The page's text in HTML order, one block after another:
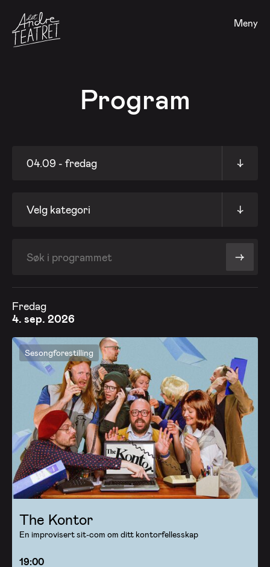
Meny
Program
04.09 - fredag ↓
Velg kategori ↓
->
Fredag
4. sep. 2026
Sesongforestilling
The Kontor
En improvisert sit-com om ditt kontorfellesskap
19:00